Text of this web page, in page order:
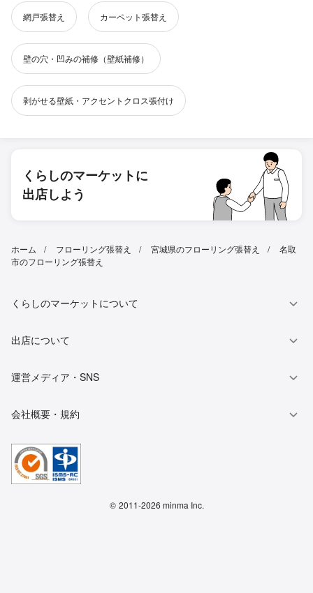
網戸張替え カーペット張替え
壁の穴・凹みの補修（壁紙補修）
剥がせる壁紙・アクセントクロス張付け
くらしのマーケットに
出店しよう
ホーム フローリング張替え 宮城県のフローリング張替え
名取
市のフローリング張替え
くらしのマーケットについて
出店について
運営メディア・SNS
会社概要・規約
© 2011-2026 minma Inc.